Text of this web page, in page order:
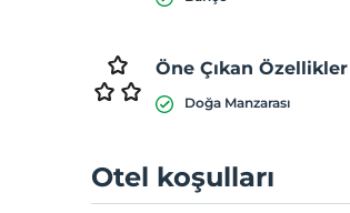
Öne Çıkan Özellikler
Doğa Manzarası
Otel koşulları